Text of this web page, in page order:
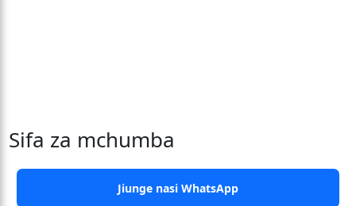
Sifa za mchumba
Jiunge nasi WhatsApp